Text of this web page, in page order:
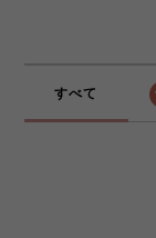
すべて